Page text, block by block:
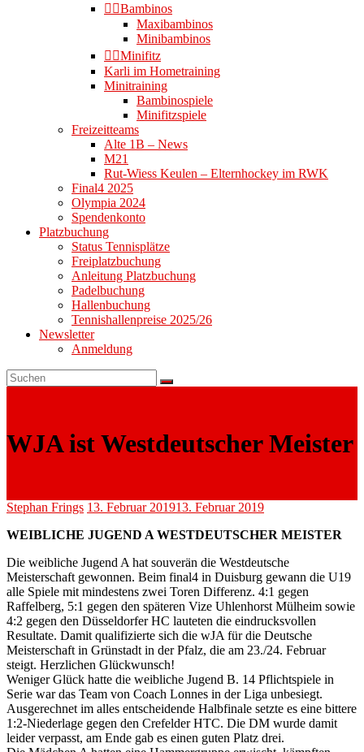
👉🏻Bambinos
Maxibambinos
Minibambinos
👉🏻Minifitz
Karli im Hometraining
Minitraining
Bambinospiele
Minifitzspiele
Freizeitteams
Alte 1B – News
M21
Rut-Wiess Keulen – Elternhockey im RWK
Final4 2025
Olympia 2024
Spendenkonto
Platzbuchung
Status Tennisplätze
Freiplatzbuchung
Anleitung Platzbuchung
Padelbuchung
Hallenbuchung
Tennishallenpreise 2025/26
Newsletter
Anmeldung
WJA ist Westdeutscher Meister
Stephan Frings 13. Februar 201913. Februar 2019
WEIBLICHE JUGEND A WESTDEUTSCHER MEISTER
Die weibliche Jugend A hat souverän die Westdeutsche
Meisterschaft gewonnen. Beim final4 in Duisburg gewann die U19
alle Spiele mit mindestens zwei Toren Differenz. 4:1 gegen
Raffelberg, 5:1 gegen den späteren Vize Uhlenhorst Mülheim sowie
4:2 gegen den Düsseldorfer HC lauteten die eindrucksvollen
Resultate. Damit qualifizierte sich die wJA für die Deutsche
Meisterschaft in Grünstadt in der Pfalz, die am 23./24. Februar
steigt. Herzlichen Glückwunsch!
Weniger Glück hatte die weibliche Jugend B. 14 Pflichtspiele in
Serie war das Team von Coach Lonnes in der Liga unbesiegt.
Ausgerechnet im alles entscheidende Halbfinale setzte es eine bittere
1:2-Niederlage gegen den Crefelder HTC. Die DM wurde damit
leider verpasst, am Ende gab es einen guten Platz drei.